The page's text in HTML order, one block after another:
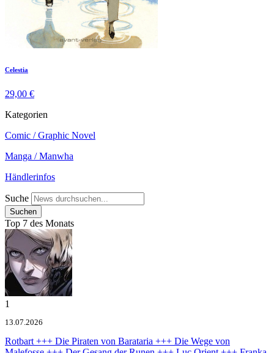
Celestia
29,00 €
Kategorien
Comic / Graphic Novel
Manga / Manwha
Händlerinfos
Suche
Top 7 des Monats
1
13.07.2026
Rotbart +++ Die Piraten von Barataria +++ Die Wege von